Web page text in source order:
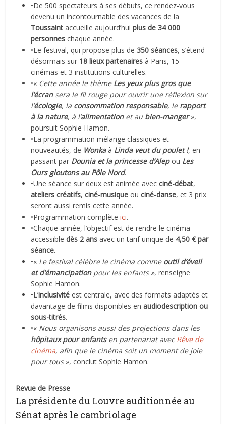
•De 500 spectateurs à ses débuts, ce rendez-vous
devenu un incontournable des vacances de la
Toussaint accueille aujourd’huiplus de 34 000
personnes chaque année.
•Le festival, qui propose plus de 350 séances, s’étend
désormais sur 18 lieux partenaires à Paris, 15
cinémas et 3 institutions culturelles.
•« Cette année le thème Les yeux plus gros que
l’écransera le fil rouge pour ouvrir une réflexion sur
l’écologie, la consommation responsable, le rapport
à la nature, à l’alimentation et au bien-manger»,
poursuit Sophie Hamon.
•La programmation mélange classiques et
nouveautés, de Wonka à Linda veut du poulet !, en
passant par Dounia et la princesse d’Alep ou Les
Ours gloutons au Pôle Nord.
•Une séance sur deux est animée avecciné-débat,
ateliers créatifs,ciné-musiqueouciné-danse, et 3 prix
seront aussi remis cette année.
•Programmation complèteici.
•Chaque année, l’objectif est de rendre le cinéma
accessibledès 2 ans avec un tarif unique de 4,50 € par
séance.
•« Le festival célèbre le cinéma comme outil d’éveil
et d’émancipationpour les enfants », renseigne
Sophie Hamon.
•L’inclusivitéest centrale, avec des formats adaptés et
davantage de films disponibles enaudiodescription ou
sous-titrés.
•« Nous organisons aussi des projections dans les
hôpitaux pour enfantsen partenariat avec Rêve de
cinéma, afin que le cinéma soit un moment de joie
pour tous», conclut Sophie Hamon.
Revue de Presse
La présidente du Louvre auditionnée au
Sénat après le cambriolage